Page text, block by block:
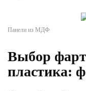
Панели из МДФ
Выбор
пластика: